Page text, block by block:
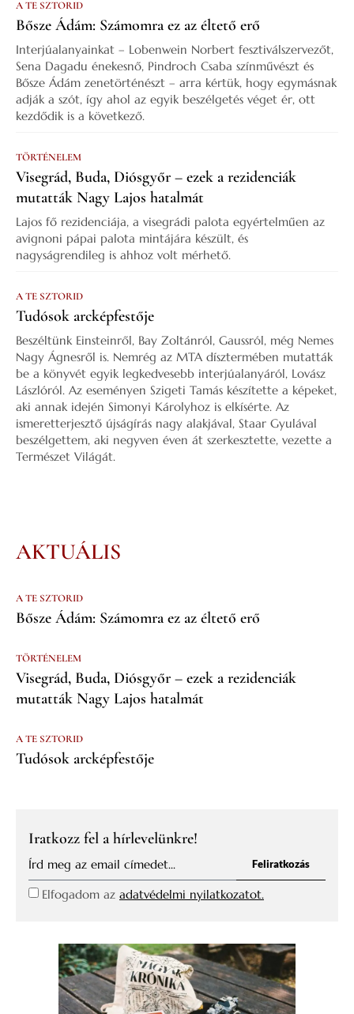
A TE SZTORID
Bősze Ádám: Számomra ez az éltető erő
Interjúalanyainkat – Lobenwein Norbert fesztiválszervezőt,
Sena Dagadu énekesnő, Pindroch Csaba színművészt és
Bősze Ádám zenetörténészt – arra kértük, hogy egymásnak
adják a szót, így ahol az egyik beszélgetés véget ér, ott
kezdődik is a következő.
TÖRTÉNELEM
Visegrád, Buda, Diósgyőr – ezek a rezidenciák
mutatták Nagy Lajos hatalmát
Lajos fő rezidenciája, a visegrádi palota egyértelműen az
avignoni pápai palota mintájára készült, és
nagyságrendileg is ahhoz volt mérhető.
A TE SZTORID
Tudósok arcképfestője
Beszéltünk Einsteinről, Bay Zoltánról, Gaussról, még Nemes
Nagy Ágnesről is. Nemrég az MTA dísztermében mutatták
be a könyvét egyik legkedvesebb interjúalanyáról, Lovász
Lászlóról. Az eseményen Szigeti Tamás készítette a képeket,
aki annak idején Simonyi Károlyhoz is elkísérte. Az
ismeretterjesztő újságírás nagy alakjával, Staar Gyulával
beszélgettem, aki negyven éven át szerkesztette, vezette a
Természet Világát.
AKTUÁLIS
A TE SZTORID
Bősze Ádám: Számomra ez az éltető erő
TÖRTÉNELEM
Visegrád, Buda, Diósgyőr – ezek a rezidenciák
mutatták Nagy Lajos hatalmát
A TE SZTORID
Tudósok arcképfestője
Iratkozz fel a hírlevelünkre!
Elfogadom az adatvédelmi nyilatkozatot.
Feliratkozás